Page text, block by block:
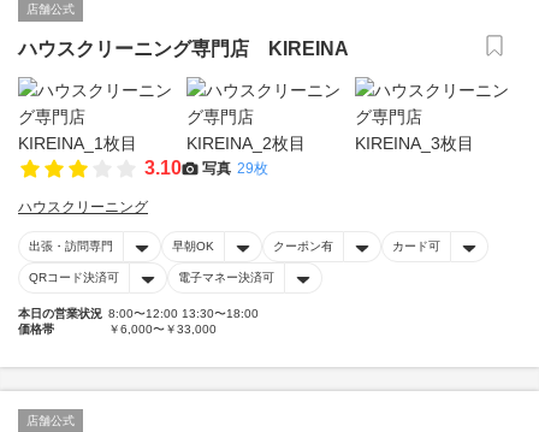
店舗公式
ハウスクリーニング専門店 KIREINA
3.10 写真 29枚
ハウスクリーニング
出張・訪問専門 早朝OK クーポン有 カード可
QRコード決済可 電子マネー決済可
本日の営業状況 8:00〜12:00 13:30〜18:00
価格帯
￥6,000〜￥33,000
店舗公式